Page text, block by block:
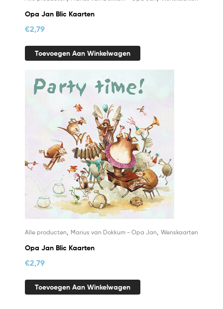
Opa Jan Blic Kaarten
€2,79
Toevoegen Aan Winkelwagen
Alle producten Marius van Dokkum - Opa Jan Wenskaarten
Opa Jan Blic Kaarten
€2,79
Toevoegen Aan Winkelwagen